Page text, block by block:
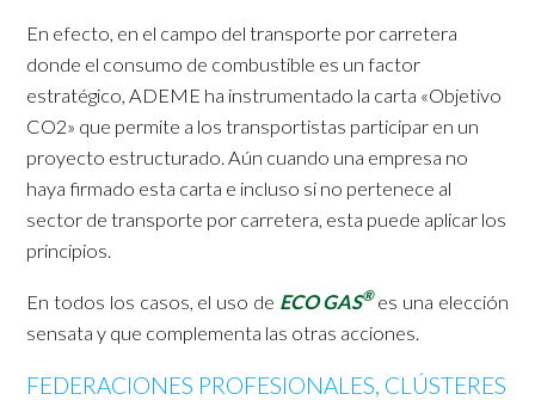
En efecto, en el campo del transporte por carretera
donde el consumo de combustible es un factor
estratégico, ADEME ha instrumentado la carta «Objetivo
CO2» que permite a los transportistas participar en un
proyecto estructurado. Aún cuando una empresa no
haya firmado esta carta e incluso si no pertenece al
sector de transporte por carretera, esta puede aplicar los
principios.
En todos los casos, el uso de ECO GAS® es una elección
sensata y que complementa las otras acciones.
FEDERACIONES PROFESIONALES, CLÚSTERES